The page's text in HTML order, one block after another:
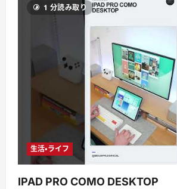
1 分読み取り
生活・ライフ
IPAD PRO COMO DESKTOP